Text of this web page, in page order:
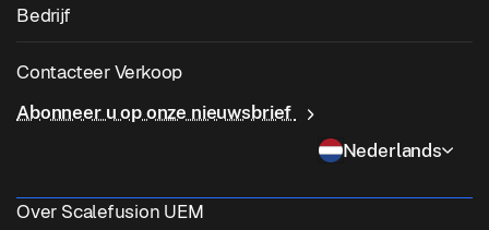
Breng uw eigen apparaat mee (BYOD)
iOS-beheer
Linux-beheer
ChromeOS Management
Voorwaardelijke toegang
Controle op afstand
BFSI
Bedrijf
Waarom Scalefusion
Contacteer Verkoop
sales[at]scalefusion.com
US: +1-415-650-4500
Abonneer u op onze nieuwsbrief
Nederlands
Over Scalefusion UEM